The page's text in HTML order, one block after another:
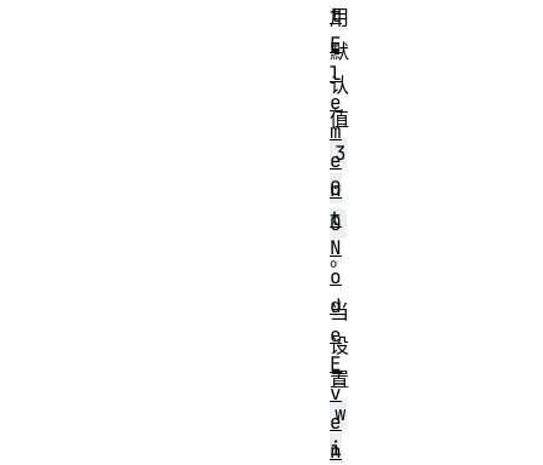
用
默
认
值
3
0
0
。
当
设
置
w
i
t
E
l
e
m
e
n
t
N
o
d
e
E
v
e
n